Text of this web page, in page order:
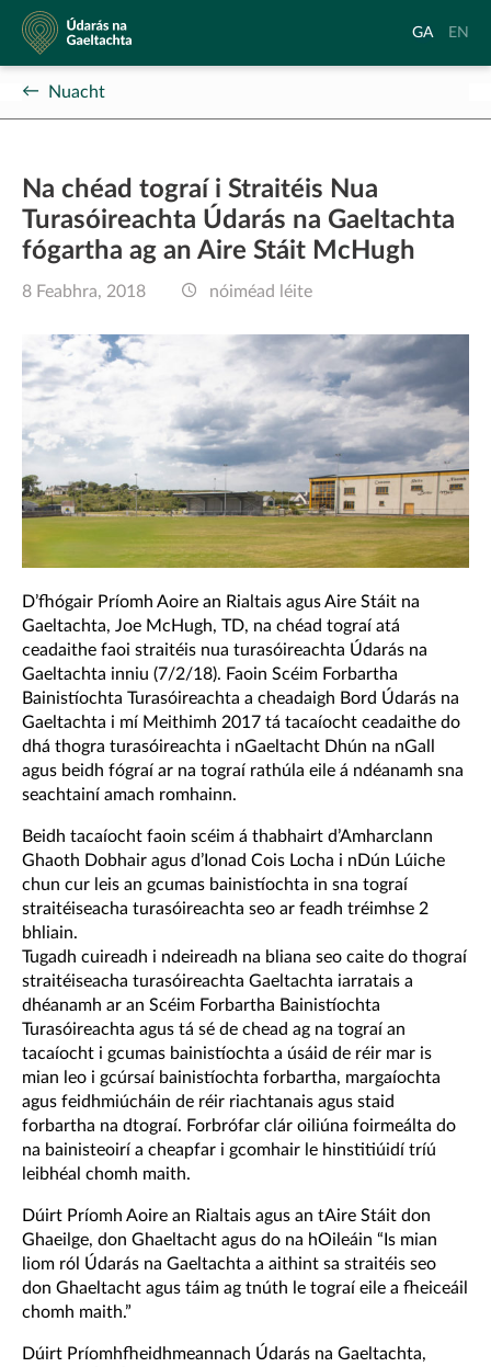
Údarás
na
Gaeltachta
Aistrigh
Gaeilge
GA
to
EN
Nuacht
Na chéad tograí i Straitéis Nua
Turasóireachta Údarás na Gaeltachta
fógartha ag an Aire Stáit McHugh
8 Feabhra, 2018 nóiméad léite
D’fhógair Príomh Aoire an Rialtais agus Aire Stáit na
Gaeltachta, Joe McHugh, TD, na chéad tograí atá
ceadaithe faoi straitéis nua turasóireachta Údarás na
Gaeltachta inniu (7/2/18). Faoin Scéim Forbartha
Bainistíochta Turasóireachta a cheadaigh Bord Údarás na
Gaeltachta i mí Meithimh 2017 tá tacaíocht ceadaithe do
dhá thogra turasóireachta i nGaeltacht Dhún na nGall
agus beidh fógraí ar na tograí rathúla eile á ndéanamh sna
seachtainí amach romhainn.
Beidh tacaíocht faoin scéim á thabhairt d’Amharclann
Ghaoth Dobhair agus d’Ionad Cois Locha i nDún Lúiche
chun cur leis an gcumas bainistíochta in sna tograí
straitéiseacha turasóireachta seo ar feadh tréimhse 2
bhliain.
Tugadh cuireadh i ndeireadh na bliana seo caite do thograí
straitéiseacha turasóireachta Gaeltachta iarratais a
dhéanamh ar an Scéim Forbartha Bainistíochta
Turasóireachta agus tá sé de chead ag na tograí an
tacaíocht i gcumas bainistíochta a úsáid de réir mar is
mian leo i gcúrsaí bainistíochta forbartha, margaíochta
agus feidhmiúcháin de réir riachtanais agus staid
forbartha na dtograí. Forbrófar clár oiliúna foirmeálta do
na bainisteoirí a cheapfar i gcomhair le hinstitiúidí tríú
leibhéal chomh maith.
Dúirt Príomh Aoire an Rialtais agus an tAire Stáit don
Ghaeilge, don Ghaeltacht agus do na hOileáin “Is mian
liom ról Údarás na Gaeltachta a aithint sa straitéis seo
don Ghaeltacht agus táim ag tnúth le tograí eile a fheiceáil
chomh maith.”
Dúirt Príomhfheidhmeannach Údarás na Gaeltachta,